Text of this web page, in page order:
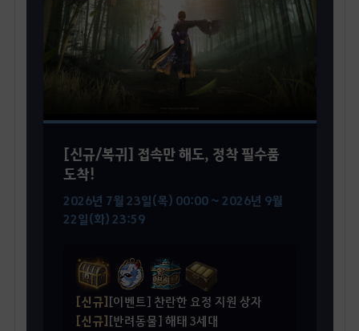
[신규/복귀] 접속만 해도, 정착 필수품
도착!
2026년 7월 23일(목) 00:00 ~ 2026년 9월
22일(화) 23:59
[신규][이벤트] 찬란한 요정 지원 상자
[신규][반려동물] 해태 3세대